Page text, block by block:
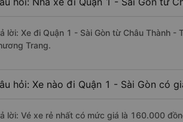
lời: Xe đi Quận 1 - Sài Gòn từ Châu Thành
Trang.
hỏi: Xe nào đi Quận 1 - Sài Gòn có
lời: Vé xe rẻ nhất có mức giá là 160.000